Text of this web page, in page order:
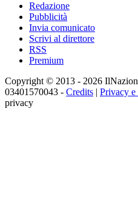
Redazione
Pubblicità
Invia comunicato
Scrivi al direttore
RSS
Premium
Copyright © 2013 - 2026
03401570043 - Credits | Privacy
privacy